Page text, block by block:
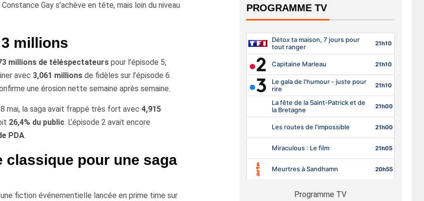
Gay s’achève en tête, mais loin du niveau
millions
millions de téléspectateurspour l’épisode 5,
avec 3,061 millionsde fidèles sur l’épisode 6.
une érosion nette semaine après semaine.
mai, la saga avait frappé très fort avec 4,915
26,4% du public. L’épisode 2 avait encore
PDA.
classique pour une saga
fiction événementielle lancée en prime time sur
PROGRAMME TV
Programme TV